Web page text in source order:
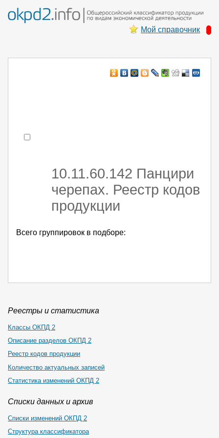
Мой справочник
10.11.60.142 Панцири
черепах. Реестр кодов
продукции
Всего группировок в подборе:
Реестры и статистика
Классы ОКПД 2
Описание разделов ОКПД 2
Реестр кодов продукции
Количество актуальных записей
Статистика изменений ОКПД 2
Списки данных и архив
Списки изменений ОКПД 2
Структура классификатора